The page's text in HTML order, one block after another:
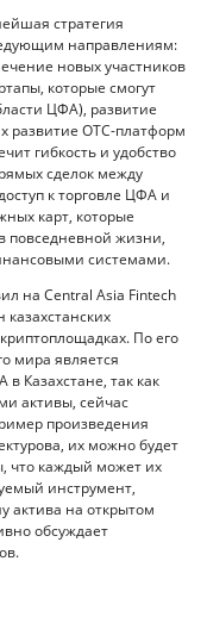
стратегия
направлениям:
новых участников
которые смогут
ЦФА), развитие
развитие OTC-платформ
гибкость и удобство
сделок между
к торговле ЦФА и
карт, которые
повседневной жизни,
системами.
на Central Asia Fintech
По его
мира является
Казахстане, так как
активы, сейчас
произведения
их можно будет
что каждый может их
инструмент,
актива на открытом
обсуждает